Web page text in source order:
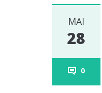
MAI
28
0